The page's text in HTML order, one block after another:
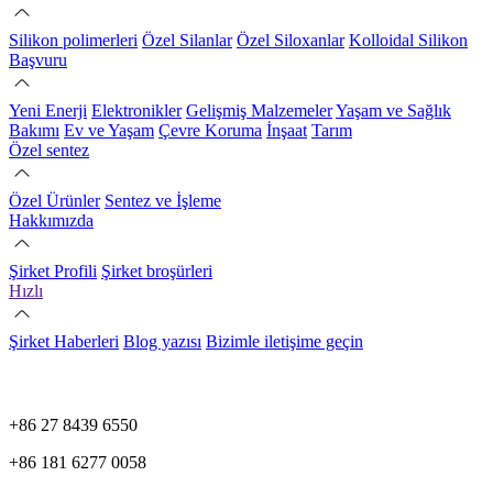
Silikon polimerleri Özel Silanlar Özel Siloxanlar Kolloidal Silikon
Başvuru
Yeni Enerji Elektronikler Gelişmiş MalzemelerYaşam ve Sağlık
Bakımı Ev ve Yaşam Çevre Koruma İnşaat Tarım
Özel sentez
Özel Ürünler Sentez ve İşleme
Hakkımızda
Şirket Profili Şirket broşürleri
Hızlı
Şirket Haberleri Blog yazısı Bizimle iletişime geçin
+86 27 8439 6550
+86 181 6277 0058